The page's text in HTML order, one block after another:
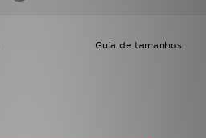
Guia de tamanhos